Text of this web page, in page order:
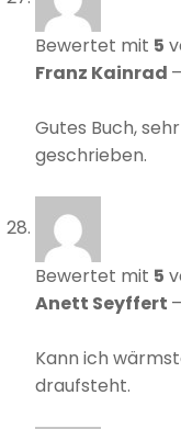
Bewertet mit 5
Franz Kainrad –
Gutes Buch,
geschrieben.
Bewertet mit 5
Anett Seyffert –
Kann ich
draufsteht.